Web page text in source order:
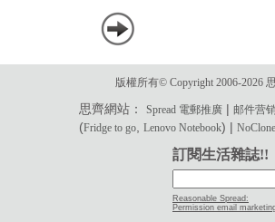
版權所有© Copyright 2006-2026
思齊網站：Spread 電郵推廣 |邮件营
(Fridge to go ,Lenovo Notebook) |